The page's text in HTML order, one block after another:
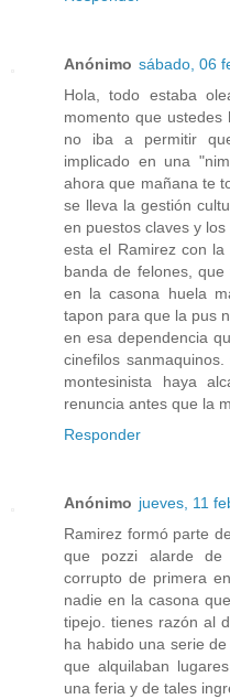
Anónimo sábado, 06
Hola, todo estaba
momento que ustedes
no iba a permitir
implicado en una
ahora que mañana te
se lleva la gestión
en puestos claves y
esta el Ramirez con
banda de felones,
en la casona huela
tapon para que la pus
en esa dependencia
cinefilos
montesinista haya
renuncia antes que la
Responder
Anónimo jueves, 11
Ramirez formó parte
que pozzi alarde de
corrupto de primera
nadie en la casona
tipejo. tienes razón al
ha habido una serie
que alquilaban
una feria y de tales